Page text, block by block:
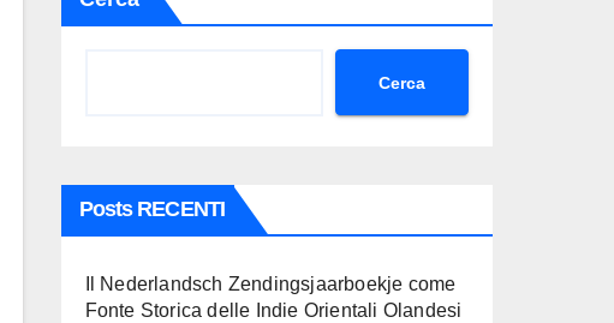
Cerca
Posts RECENTI
Il Nederlandsch Zendingsjaarboekje come
Fonte Storica delle Indie Orientali Olandesi